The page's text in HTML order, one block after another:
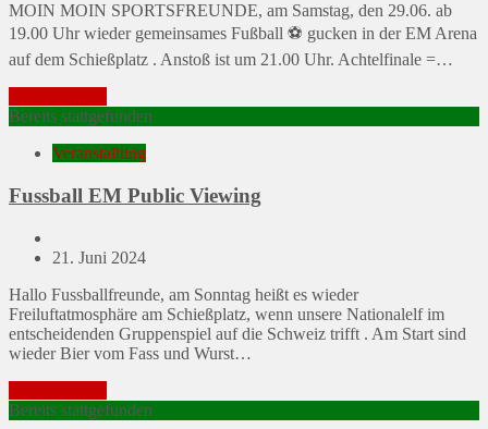
MOIN MOIN SPORTSFREUNDE, am Samstag, den 29.06. ab
19.00 Uhr wieder gemeinsames Fußball ⚽️ gucken in der EM Arena
auf dem Schießplatz . Anstoß ist um 21.00 Uhr. Achtelfinale =…
Bereits stattgefunden
Veranstaltung
Fussball EM Public Viewing
Posted
21. Juni 2024
Hallo Fussballfreunde, am Sonntag heißt es wieder
Freiluftatmosphäre am Schießplatz, wenn unsere Nationalelf im
entscheidenden Gruppenspiel auf die Schweiz trifft . Am Start sind
wieder Bier vom Fass und Wurst…
Bereits stattgefunden